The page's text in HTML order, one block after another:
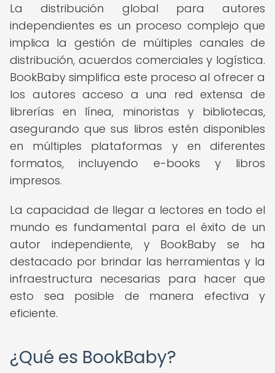
La distribución global para autores
independientes es un proceso complejo que
implica la gestión de múltiples canales de
distribución, acuerdos comerciales y logística.
BookBaby simplifica este proceso al ofrecer a
los autores acceso a una red extensa de
librerías en línea, minoristas y bibliotecas,
asegurando que sus libros estén disponibles
en múltiples plataformas y en diferentes
formatos, incluyendo e-books y libros
impresos.
La capacidad de llegar a lectores en todo el
mundo es fundamental para el éxito de un
autor independiente, y BookBaby se ha
destacado por brindar las herramientas y la
infraestructura necesarias para hacer que
esto sea posible de manera efectiva y
eficiente.
¿Qué es BookBaby?